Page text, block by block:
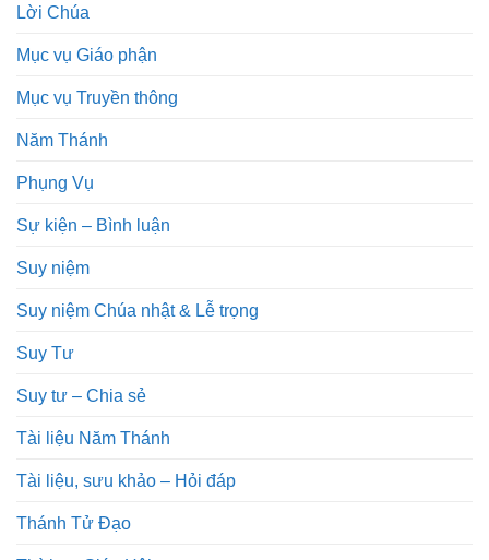
Lời Chúa
Mục vụ Giáo phận
Mục vụ Truyền thông
Năm Thánh
Phụng Vụ
Sự kiện – Bình luận
Suy niệm
Suy niệm Chúa nhật & Lễ trọng
Suy Tư
Suy tư – Chia sẻ
Tài liệu Năm Thánh
Tài liệu, sưu khảo – Hỏi đáp
Thánh Tử Đạo